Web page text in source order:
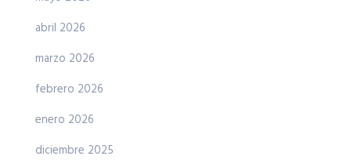
abril 2026
marzo 2026
febrero 2026
enero 2026
diciembre 2025